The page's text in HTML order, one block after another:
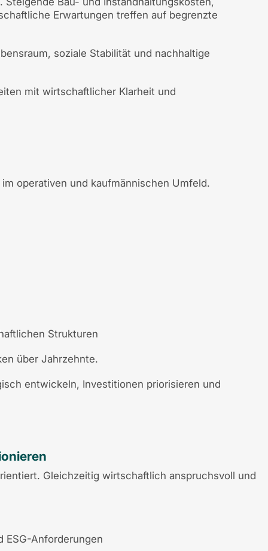
Erwartungen treffen auf begrenzte
soziale Stabilität und nachhaltige
mit wirtschaftlicher Klarheit und
operativen und kaufmännischen Umfeld.
Strukturen
über Jahrzehnte.
entwickeln, Investitionen priorisieren und
Gleichzeitig wirtschaftlich anspruchsvoll und
ESG-Anforderungen